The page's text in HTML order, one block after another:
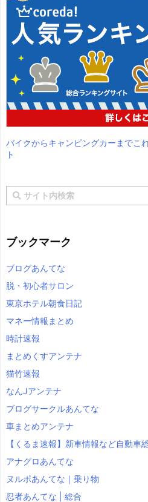
バイクからキャンピングカーまでこ
ト
ブックマーク
ブログあんてな
脱・初心者サロン
東京ホテル朝食日記
マネー情報まとめ
時計速報
まとめくすアンテナ
猫竹速報
なんJアンテナ
ブログサークルあんてな
車まとめアンテナ
【くるま速報】新車情報など自動車
アナグロあんてな
ヌルポあんてな｜乗り物
忍者あんてな | 総合